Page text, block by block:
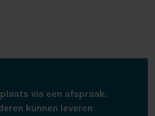
via een afspraak.
kunnen leveren